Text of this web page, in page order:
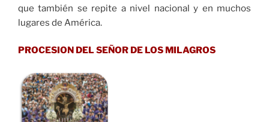
que también se repite a nivel nacional y en muchos
lugares de América.
PROCESION DEL SEÑOR DE LOS MILAGROS